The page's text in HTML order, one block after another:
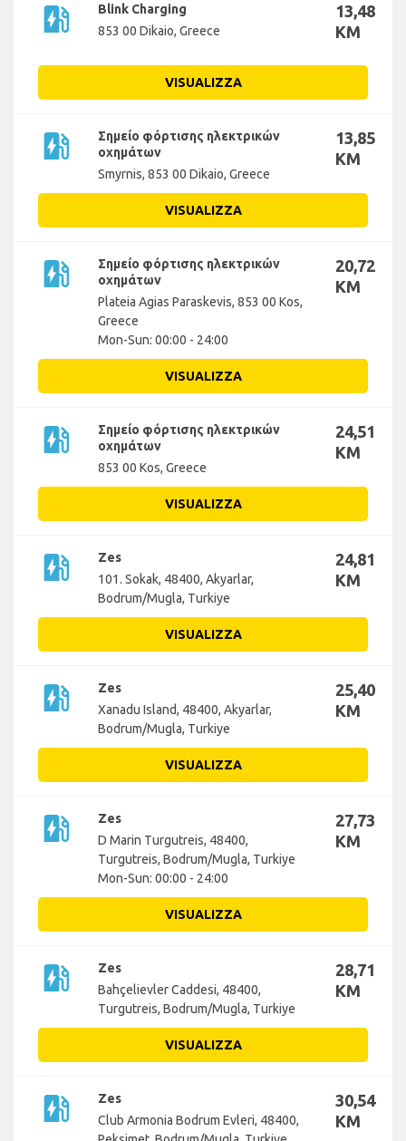
ev_station
Blink Charging
853 00 Dikaio, Greece
13,48
KM
VISUALIZZA
ev_station
Σημείο φόρτισης ηλεκτρικών
οχημάτων
Smyrnis, 853 00 Dikaio, Greece
13,85
KM
VISUALIZZA
ev_station
Σημείο φόρτισης ηλεκτρικών
οχημάτων
Plateia Agias Paraskevis, 853 00 Kos,
Greece
Mon-Sun: 00:00 - 24:00
20,72
KM
VISUALIZZA
ev_station
Σημείο φόρτισης ηλεκτρικών
οχημάτων
853 00 Kos, Greece
24,51
KM
VISUALIZZA
ev_station
Zes
101. Sokak, 48400, Akyarlar,
Bodrum/Mugla, Turkiye
24,81
KM
VISUALIZZA
ev_station
Zes
Xanadu Island, 48400, Akyarlar,
Bodrum/Mugla, Turkiye
25,40
KM
VISUALIZZA
ev_station
Zes
D Marin Turgutreis, 48400,
Turgutreis, Bodrum/Mugla, Turkiye
Mon-Sun: 00:00 - 24:00
27,73
KM
VISUALIZZA
ev_station
Zes
Bahçelievler Caddesi, 48400,
Turgutreis, Bodrum/Mugla, Turkiye
28,71
KM
VISUALIZZA
ev_station
Zes
Club Armonia Bodrum Evleri, 48400,
30,54
KM